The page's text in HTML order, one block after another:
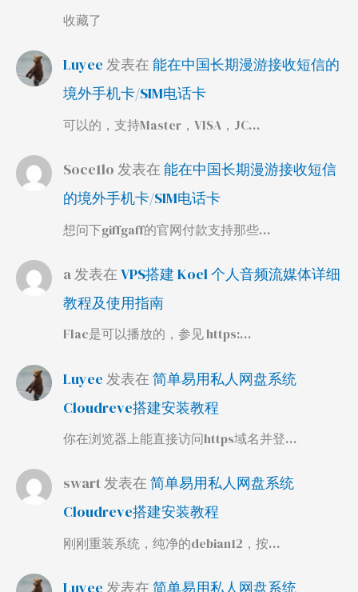
收藏了
Luyee 发表在能在中国长期漫游接收短信的
境外手机卡/SIM电话卡
可以的，支持Master，VISA，JC…
Soce1lo 发表在能在中国长期漫游接收短信
的境外手机卡/SIM电话卡
想问下giffgaff的官网付款支持那些…
a发表在 VPS搭建 Koel 个人音频流媒体详细
教程及使用指南
Flac是可以播放的，参见 https:…
Luyee 发表在 简单易用私人网盘系统
Cloudreve搭建安装教程
你在浏览器上能直接访问https域名并登…
swart发表在简单易用私人网盘系统
Cloudreve搭建安装教程
刚刚重装系统，纯净的debian12，按…
Luyee 发表在 简单易用私人网盘系统